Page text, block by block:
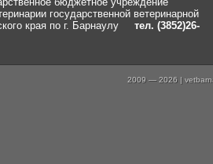
государственной ветеринарной
края по г. Барнаулу
тел. (3852)26-
2009 — 2026 |